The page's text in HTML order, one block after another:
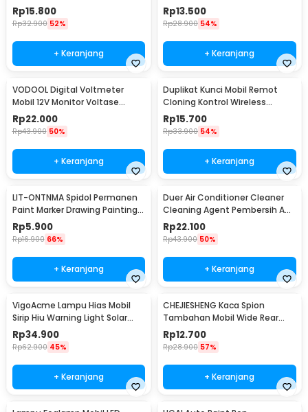
1000-2400cc L - TUR007
Rp15.800
Rp32.900 52%
+ Keranjang
1000-1800cc M 1.6-2.0 - TUR007
Rp13.500
Rp28.900 54%
+ Keranjang
VODOOL Digital Voltmeter
Mobil 12V Monitor Voltase
Baterai LED Display - QY836
Rp22.000
Rp43.900 50%
+ Keranjang
Duplikat Kunci Mobil Remot
Cloning Kontrol Wireless
433.92MHz 1 PCS - WE32
Rp15.700
Rp33.900 54%
+ Keranjang
LIT-ONTNMA Spidol Permanen
Paint Marker Drawing Painting
Oil Base - MP-01
Rp5.900
Rp16.900 66%
+ Keranjang
Duer Air Conditioner Cleaner
Cleaning Agent Pembersih AC
Rumah 500ml - QUY1640
Rp22.100
Rp43.900 50%
+ Keranjang
VigoAcme Lampu Hias Mobil
Sirip Hiu Warning Light Solar
Energy 8 LED - FZWJSD
Rp34.900
Rp62.900 45%
+ Keranjang
CHEJIESHENG Kaca Spion
Tambahan Mobil Wide Rear
View Anti Blind Spot - SY-080
Rp12.700
Rp28.900 57%
+ Keranjang